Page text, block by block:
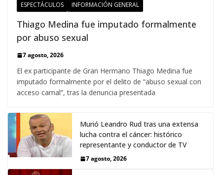
ESPECTÁCULOS INFORMACIÓN GENERAL
Thiago Medina fue imputado formalmente
por abuso sexual
7 agosto, 2026
El ex participante de Gran Hermano Thiago Medina fue
imputado formalmente por el delito de “abuso sexual con
acceso carnal”, tras la denuncia presentada
Murió Leandro Rud tras una extensa
lucha contra el cáncer: histórico
representante y conductor de TV
7 agosto, 2026